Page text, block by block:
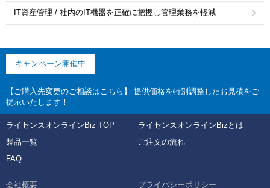
IT資産管理 / 社内のIT機器を正確に把握し管理業務を軽減
キャンペーン開催中
【ご購入先変更のご相談はこちら】 提供価格を特別調整したお見積をご
提示いたします！
ライセンスオンラインBiz TOP
ライセンスオンラインBizとは
製品一覧
ご注文の流れ
FAQ
会社概要 プライバシーポリシー